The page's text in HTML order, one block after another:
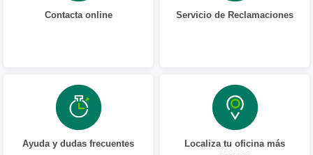
Contacta online Servicio de Reclamaciones
Ayuda y dudas frecuentes
Localiza tu oficina más